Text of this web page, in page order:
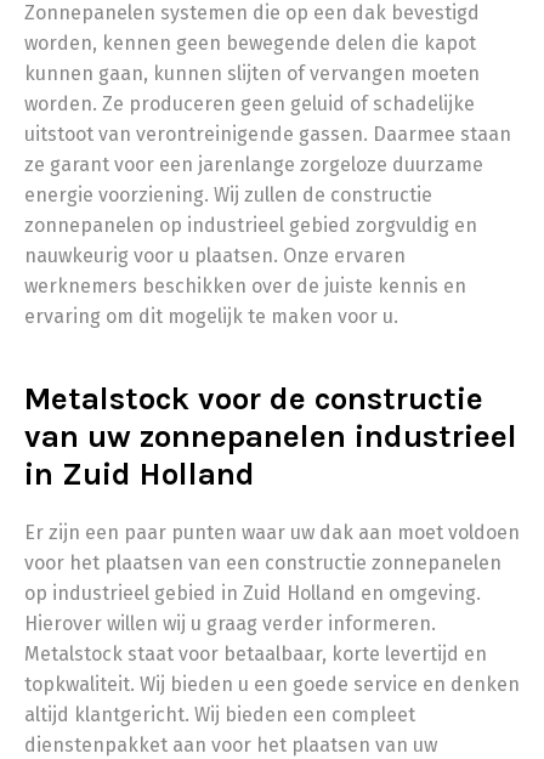
Zonnepanelen systemen die op een dak bevestigd
worden, kennen geen bewegende delen die kapot
kunnen gaan, kunnen slijten of vervangen moeten
worden. Ze produceren geen geluid of schadelijke
uitstoot van verontreinigende gassen. Daarmee staan
ze garant voor een jarenlange zorgeloze duurzame
energie voorziening. Wij zullen de constructie
zonnepanelen op industrieel gebied zorgvuldig en
nauwkeurig voor u plaatsen. Onze ervaren
werknemers beschikken over de juiste kennis en
ervaring om dit mogelijk te maken voor u.
Metalstock voor de constructie
van uw zonnepanelen industrieel
in Zuid Holland
Er zijn een paar punten waar uw dak aan moet voldoen
voor het plaatsen van een constructie zonnepanelen
op industrieel gebied in Zuid Holland en omgeving.
Hierover willen wij u graag verder informeren.
Metalstock staat voor betaalbaar, korte levertijd en
topkwaliteit. Wij bieden u een goede service en denken
altijd klantgericht. Wij bieden een compleet
dienstenpakket aan voor het plaatsen van uw